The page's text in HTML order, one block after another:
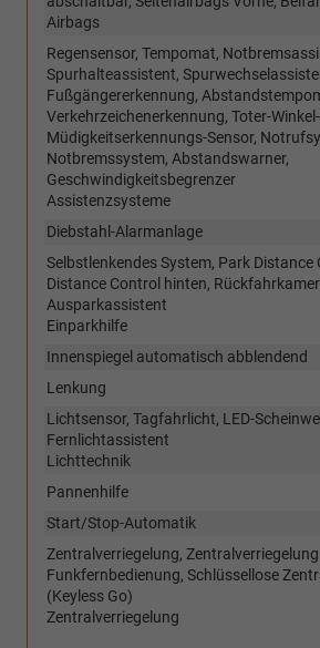
Airbags
Regensensor, Tempomat,
Spurhalteassistent,
Fußgängererkennung,
Verkehrzeichenerkennung, Toter-
Müdigkeitserkennungs-Sensor,
Notbremssystem, Abstandswarner,
Geschwindigkeitsbegrenzer
Assistenzsysteme
Diebstahl-Alarmanlage
Selbstlenkendes System, Park Distance
Distance Control hinten,
Ausparkassistent
Einparkhilfe
Innenspiegel automatisch abblendend
Lenkung
Lichtsensor, Tagfahrlicht, LED-
Fernlichtassistent
Lichttechnik
Pannenhilfe
Start/Stop-Automatik
Zentralverriegelung,
Funkfernbedienung, Schlüssellose
(Keyless Go)
Zentralverriegelung